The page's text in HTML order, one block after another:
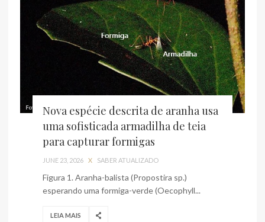
Nova espécie descrita de aranha usa
uma sofisticada armadilha de teia
para capturar formigas
JUNE 23, 2026 X SABER ATUALIZADO
Figura 1. Aranha-balista (Propostira sp.)
esperando uma formiga-verde (Oecophyll...
LEIA MAIS